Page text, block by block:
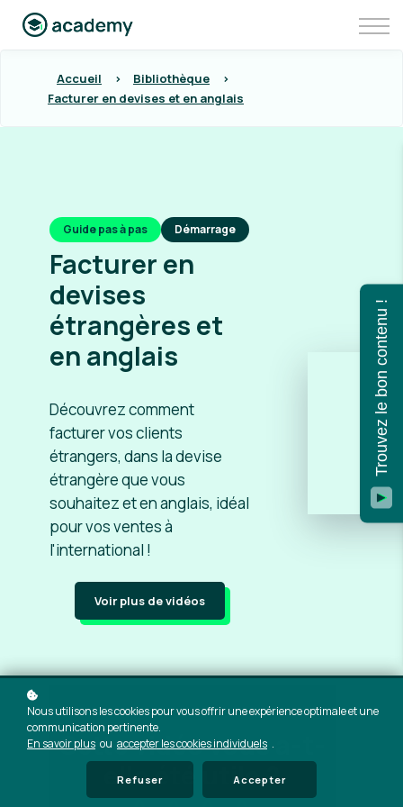
Aller sur Pennylane
Se connecter à Pennylane Academy
Accueil > Bibliothèque
>
Facturer en devises et en anglais
Guide pas à pas Démarrage
Facturer en
devises
étrangères et
en anglais
Découvrez comment
facturer vos clients
étrangers, dans la devise
étrangère que vous
souhaitez et en anglais, idéal
pour vos ventes à
l'international !
Voir plus de vidéos
Cette vidéo vous a-t-
elle été utile ?
Nous utilisons les cookies pour vous offrir une expérience optimale et une
communication pertinente.
En savoir plus ou accepter les cookies individuels .
Refuser Accepter
Trouvez le bon contenu !